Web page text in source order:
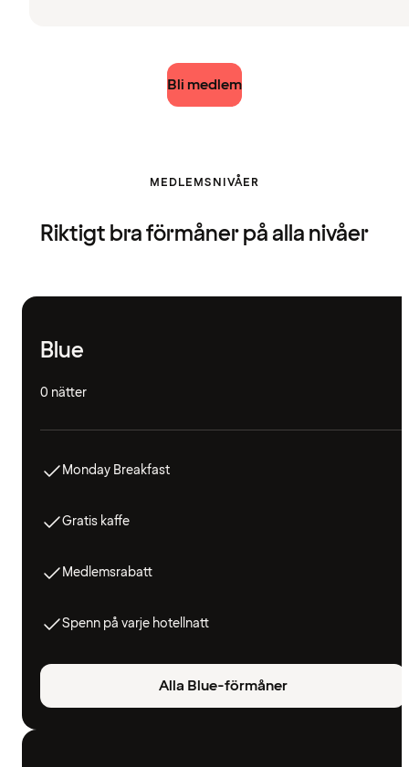
Bli medlem
MEDLEMSNIVÅER
Riktigt bra förmåner på alla nivåer
Blue
0 nätter
Monday Breakfast
Gratis kaffe
Medlemsrabatt
Spenn på varje hotellnatt
Alla Blue-förmåner